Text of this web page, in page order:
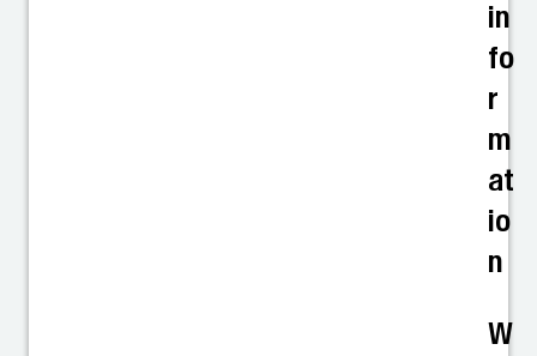
in
fo
r
m
at
io
n
W